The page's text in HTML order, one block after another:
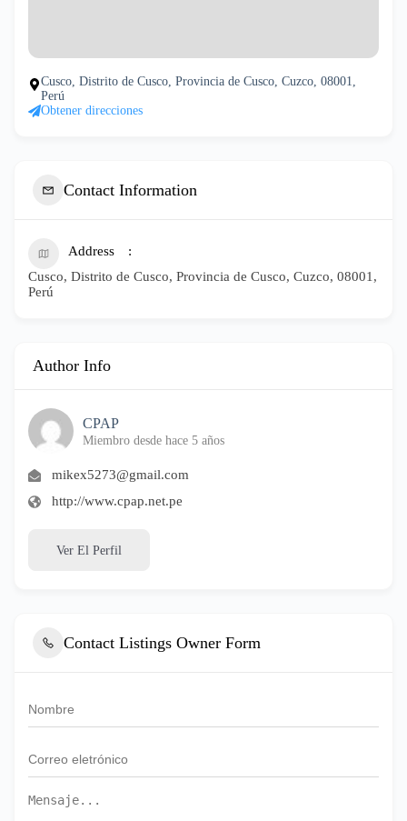
Cusco, Distrito de Cusco, Provincia de Cusco, Cuzco, 08001,
Perú
Obtener direcciones
Contact Information
Address
Cusco, Distrito de Cusco, Provincia de Cusco, Cuzco, 08001,
Perú
Author Info
CPAP
Miembro desde hace 5 años
mikex5273@gmail.com
http://www.cpap.net.pe
Ver El Perfil
Contact Listings Owner Form